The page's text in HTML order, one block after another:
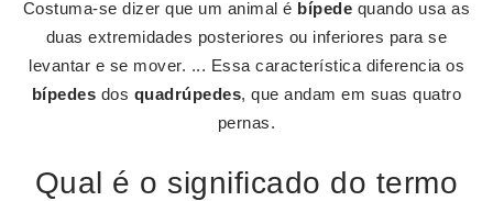
Costuma-se dizer que um animal é bípede quando usa as
duas extremidades posteriores ou inferiores para se
levantar e se mover. ... Essa característica diferencia os
bípedes dos quadrúpedes, que andam em suas quatro
pernas.
Qual é o significado do termo